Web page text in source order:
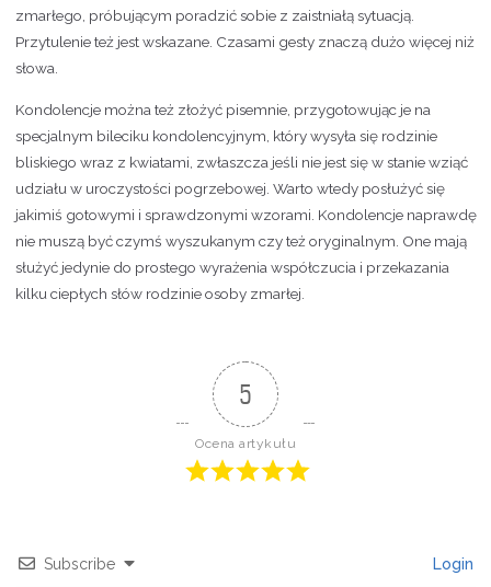
zmarłego, próbującym poradzić sobie z zaistniałą sytuacją.
Przytulenie też jest wskazane. Czasami gesty znaczą dużo więcej niż
słowa.
Kondolencje można też złożyć pisemnie, przygotowując je na
specjalnym bileciku kondolencyjnym, który wysyła się rodzinie
bliskiego wraz z kwiatami, zwłaszcza jeśli nie jest się w stanie wziąć
udziału w uroczystości pogrzebowej. Warto wtedy posłużyć się
jakimiś gotowymi i sprawdzonymi wzorami. Kondolencje naprawdę
nie muszą być czymś wyszukanym czy też oryginalnym. One mają
służyć jedynie do prostego wyrażenia współczucia i przekazania
kilku ciepłych słów rodzinie osoby zmarłej.
5
Ocena artykułu
Subscribe Login